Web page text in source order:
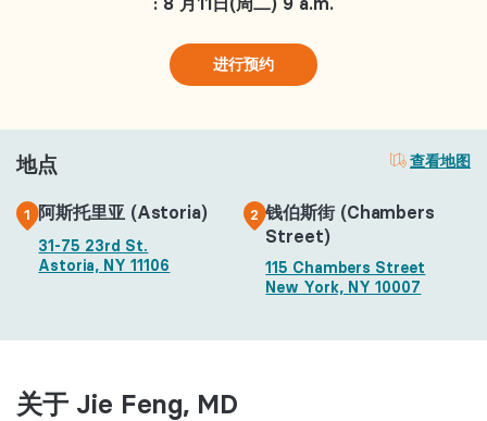
进行预约
地点 查看地图
1 阿斯托里亚 (Astoria)
31-75 23rd St.
Astoria, NY 11106
2 钱伯斯街 (Chambers
Street)
115 Chambers Street
New York, NY 10007
关于 Jie Feng, MD